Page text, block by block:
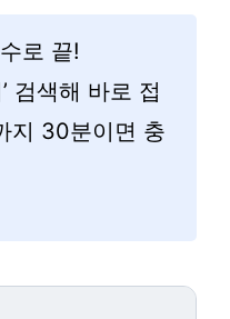
로 끝!
검색해 바로 접
지 30분이면 충